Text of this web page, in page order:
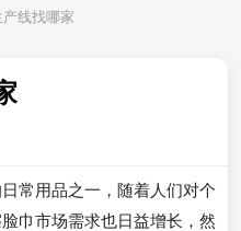
线找哪家
常用品之一，随着人们对个
巾市场需求也日益增长，然